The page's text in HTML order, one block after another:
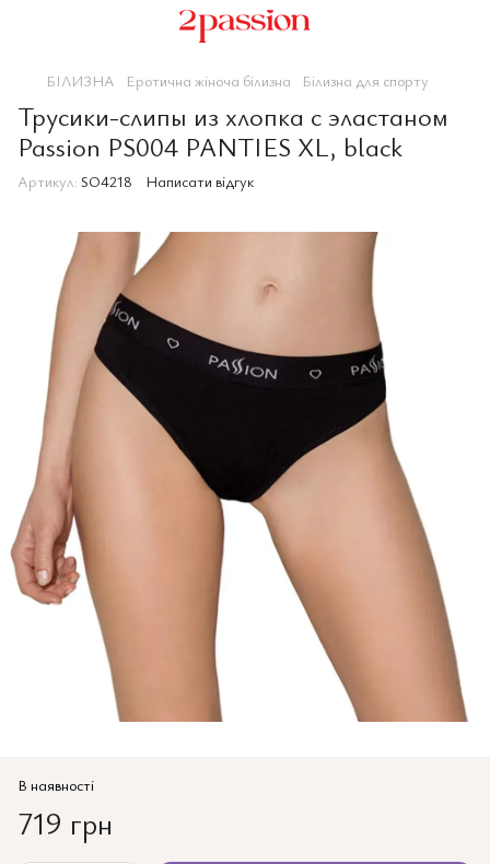
БІЛИЗНА Еротична жіноча білизна Білизна для спорту
Трусики-слипы из хлопка с эластаном
Passion PS004 PANTIES XL, black
Артикул: SO4218 Написати відгук
В наявності
719 грн